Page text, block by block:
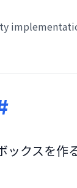
クスを作